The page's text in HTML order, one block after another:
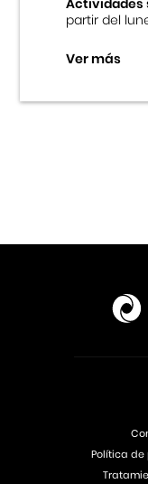
Actividades
partir del
Ver más
Política